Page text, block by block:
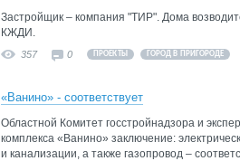
Застройщик – компания "ТИР". Дома
КЖДИ.
357 0 ПРОЕКТЫ ГОРОД В ПРИГОРОДЕ
«Ванино» - соответствует
Областной Комитет госстройнадзора и
комплекса «Ванино» заключение:
и канализации, а также газопровод –